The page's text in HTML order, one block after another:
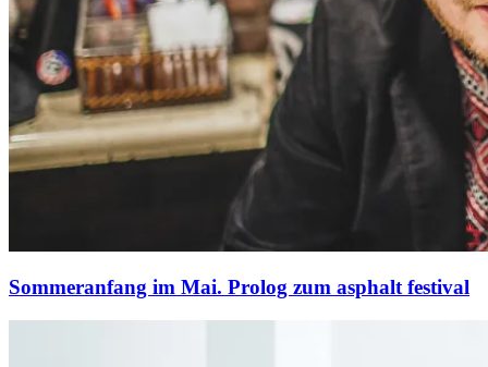
Sommeranfang im Mai. Prolog zum asphalt festival